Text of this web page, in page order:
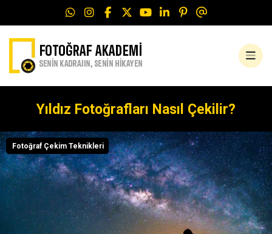
Yıldız Fotoğrafları Nasıl Çekilir?
Fotoğraf Çekim Teknikleri